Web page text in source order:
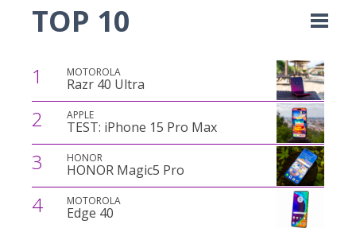
TOP 10
1 MOTOROLA
Razr 40 Ultra
2 APPLE
TEST: iPhone 15 Pro Max
3 HONOR
HONOR Magic5 Pro
4 MOTOROLA
Edge 40